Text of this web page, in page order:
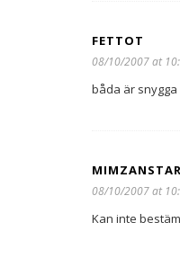
FETTOT
08/10/2007 at
båda är
MIMZANSTAR
08/10/2007 at
Kan inte